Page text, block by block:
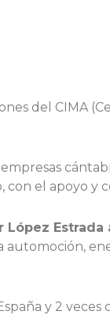
del CIMA
con el apoyo
López Estrada
y 2